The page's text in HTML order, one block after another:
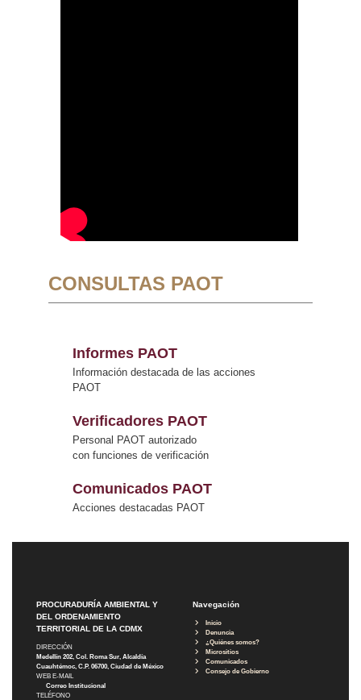
CONSULTAS PAOT
Informes PAOT
Información destacada de las acciones
PAOT
Verificadores PAOT
Personal PAOT autorizado
con funciones de verificación
Comunicados PAOT
Acciones destacadas PAOT
PROCURADURÍA AMBIENTAL Y
DEL ORDENAMIENTO
TERRITORIAL DE LA CDMX
DIRECCIÓN
Medellín 202, Col. Roma Sur, Alcaldía
Cuauhtémoc, C.P. 06700, Ciudad de México
WEB E-MAIL
Correo Institucional
TELÉFONO
Navegación
Inicio
Denuncia
¿Quiénes somos?
Micrositios
Comunicados
Consejo de Gobierno